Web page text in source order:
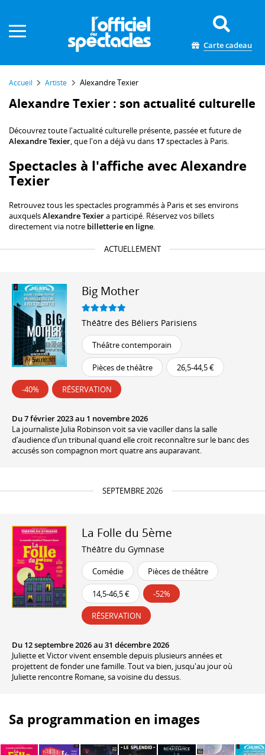
Carte cadeau
Accueil Artiste Alexandre Texier
Alexandre Texier : son actualité culturelle
Découvrez toute l'actualité culturelle présente, passée et future de
Alexandre Texier, que l'on a déjà vu dans 17spectacles à Paris.
Spectacles à l'affiche avec Alexandre
Texier
Retrouvez tous les spectacles programmés à Paris et ses environs
auxquelsAlexandre Texiera participé. Réservez vos billets
directement via notre billetterie en ligne.
ACTUELLEMENT
Big Mother
Théâtre des Béliers Parisiens
Théâtre contemporain
Pièces de théâtre 26,5-44,5 €
-40% RÉSERVATION
Du 7 février 2023 au 1 novembre 2026
La journaliste Julia Robinson voit sa vie vaciller dans la salle
d’audience d’un tribunal quand elle croit reconnaître sur le banc des
accusés son compagnon mort quatre ans auparavant.
SEPTEMBRE 2026
La Folle du 5ème
Théâtre du Gymnase
Comédie Pièces de théâtre
14,5-46,5 € -52%
RÉSERVATION
Du 12 septembre 2026 au 31 décembre 2026
Juliette et Victor vivent ensemble depuis plusieurs années et
projettent de fonder une famille. Tout va bien, jusqu'au jour où
Juliette rencontre Romane, sa voisine du dessus.
Sa programmation en images